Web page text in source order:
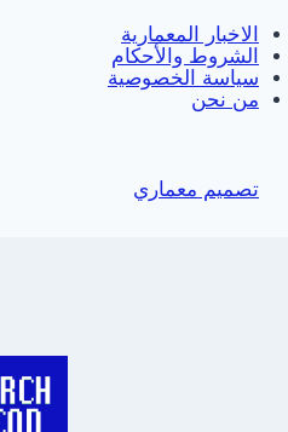
الاخبار المعمارية
الشروط والأحكام
سياسة الخصوصية
من نحن
تصميم معماري